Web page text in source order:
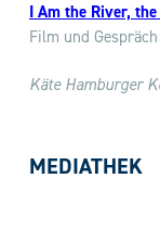
I Am the River,
Film und Gespräch
Käte Hamburger
MEDIATHEK